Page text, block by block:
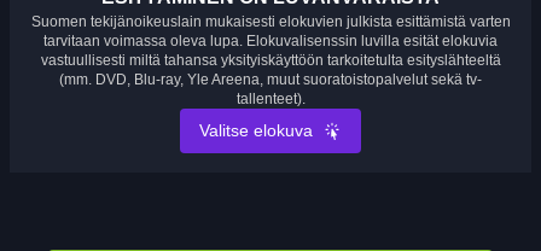
Suomen tekijänoikeuslain mukaisesti elokuvien julkista esittämistä varten
tarvitaan voimassa oleva lupa. Elokuvalisenssin luvilla esität elokuvia
vastuullisesti miltä tahansa yksityiskäyttöön tarkoitetulta esityslähteeltä
(mm. DVD, Blu-ray, Yle Areena, muut suoratoistopalvelut sekä tv-
tallenteet).
Valitse elokuva